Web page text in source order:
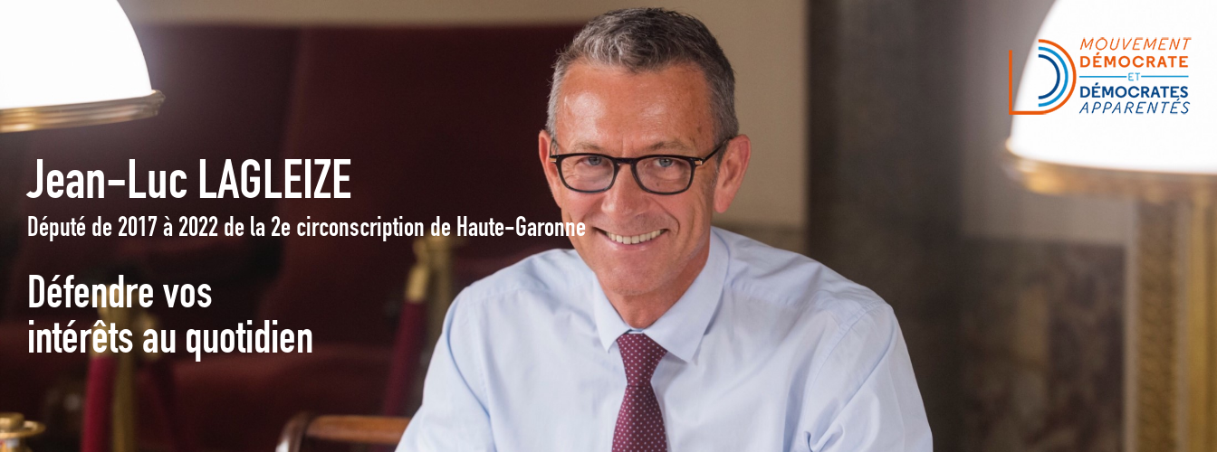
Jean-Luc LAGLEIZE
Député de 2017 à 2022 de la 2e circonscription de Haute-Garonne
Défendre vos
intérêts au quotidien